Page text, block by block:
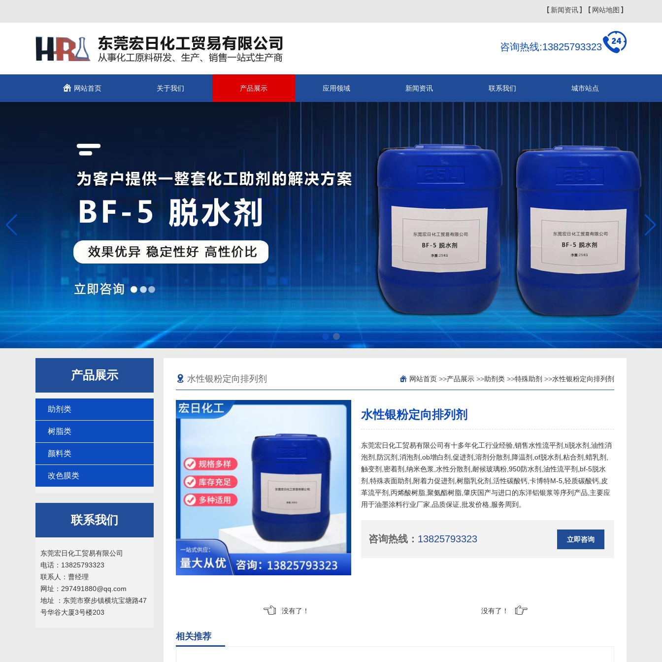
新闻资讯 网站地图
咨询热线:13825793323
网站首页 关于我们 产品展示 应用领域 新闻资讯 联系我们 城市站点
产品展示
助剂类
树脂类
颜料类
改色膜类
联系我们
东莞宏日化工贸易有限公司
电话：13825793323
联系人：曹经理
网址：297491880@qq.com
地址 ：东莞市寮步镇横坑宝塘路47
号华谷大厦3号楼203
水性银粉定向排列剂 网站首页 >>产品展示 >>助剂类 >>特殊助剂 >>水性银粉定向排列剂
水性银粉定向排列剂
东莞宏日化工贸易有限公司有十多年化工行业经验,销售水性流平剂,ti脱水剂,油性消
泡剂,防沉剂,消泡剂,ob增白剂,促进剂,溶剂分散剂,降温剂,of脱水剂,粘合剂,蜡乳剂,
触变剂,密着剂,纳米色浆,水性分散剂,耐候玻璃粉,950防水剂,油性流平剂,bf-5脱水
剂,特殊表面助剂,附着力促进剂,树脂乳化剂,活性碳酸钙,卡博特M-5,轻质碳酸钙,皮
革流平剂,丙烯酸树脂,聚氨酯树脂,肇庆国产与进口的东洋铝银浆等序列产品,主要应
用于油墨涂料行业厂家,品质保证,批发价格,服务周到。
咨询热线： 13825793323 立即咨询
没有了！ 没有了！
相关推荐